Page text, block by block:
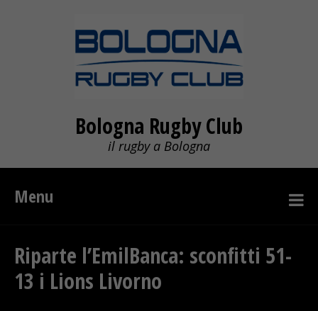
Bologna Rugby Club
il rugby a Bologna
Menu
Riparte l’EmilBanca: sconfitti 51-
13 i Lions Livorno